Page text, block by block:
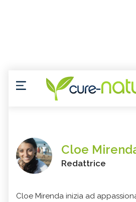
Cloe
Redattrice
Cloe Mirenda inizia ad